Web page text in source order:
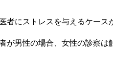
にストレスを与えるケース
が男性の場合、女性の診察は